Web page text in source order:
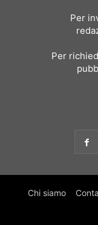
Per
Per
Chi siamo